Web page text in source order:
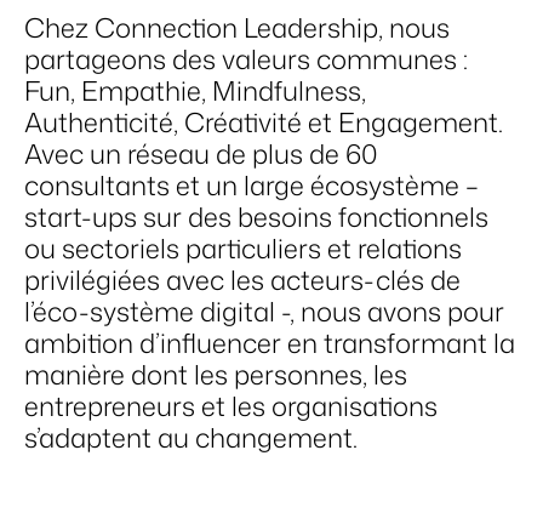
Chez Connection Leadership, nous
partageons des valeurs communes :
Fun, Empathie, Mindfulness,
Authenticité, Créativité et Engagement.
Avec un réseau de plus de 60
consultants et un large écosystème –
start-ups sur des besoins fonctionnels
ou sectoriels particuliers et relations
privilégiées avec les acteurs-clés de
l’éco-système digital -, nous avons pour
ambition d’influencer en transformant la
manière dont les personnes, les
entrepreneurs et les organisations
s’adaptent au changement.